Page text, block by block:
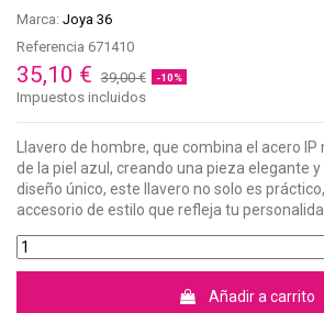
Marca: Joya 36
Referencia 671410
35,10 € 39,00 € -10%
Impuestos incluidos
Llavero de hombre, que combina el acero IP
de la piel azul, creando una pieza elegante
diseño único, este llavero no solo es
accesorio de estilo que refleja tu
Añadir a carrito